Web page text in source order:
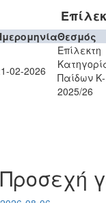
Θεσμός
02-2026
Επίλεκτη
Παίδων
2025/26
Προσεχή